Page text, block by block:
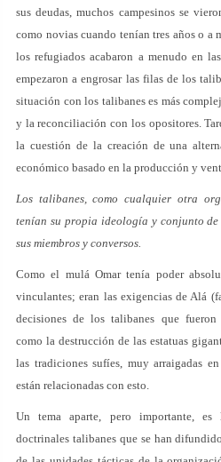
sus deudas, muchos campesinos se
como novias cuando tenían tres años o a
los refugiados acabaron a menudo en
empezaron a engrosar las filas de los
situación con los talibanes es más
y la reconciliación con los opositores.
la cuestión de la creación de una
económico basado en la producción y
Los talibanes, como cualquier otra
tenían su propia ideología y conjunto de
sus miembros y conversos.
Como el mulá Omar tenía poder
vinculantes; eran las exigencias de Alá
decisiones de los talibanes que fueron
como la destrucción de las estatuas
las tradiciones sufíes, muy arraigadas
están relacionadas con esto.
Un tema aparte, pero importante, es
doctrinales talibanes que se han